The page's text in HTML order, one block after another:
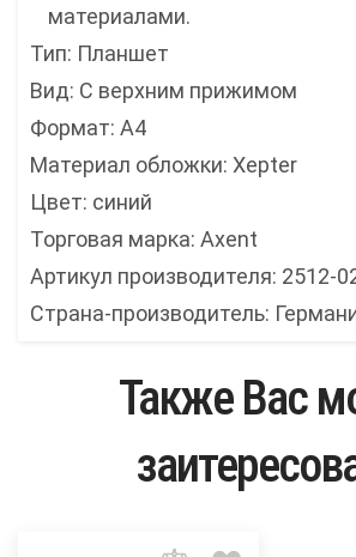
материалами.
Тип: Планшет
Вид: С верхним прижимом
Формат: А4
Материал обложки: Xepter
Цвет: синий
Торговая марка: Axent
Артикул производителя: 2512-
Страна-производитель:
Также Вас